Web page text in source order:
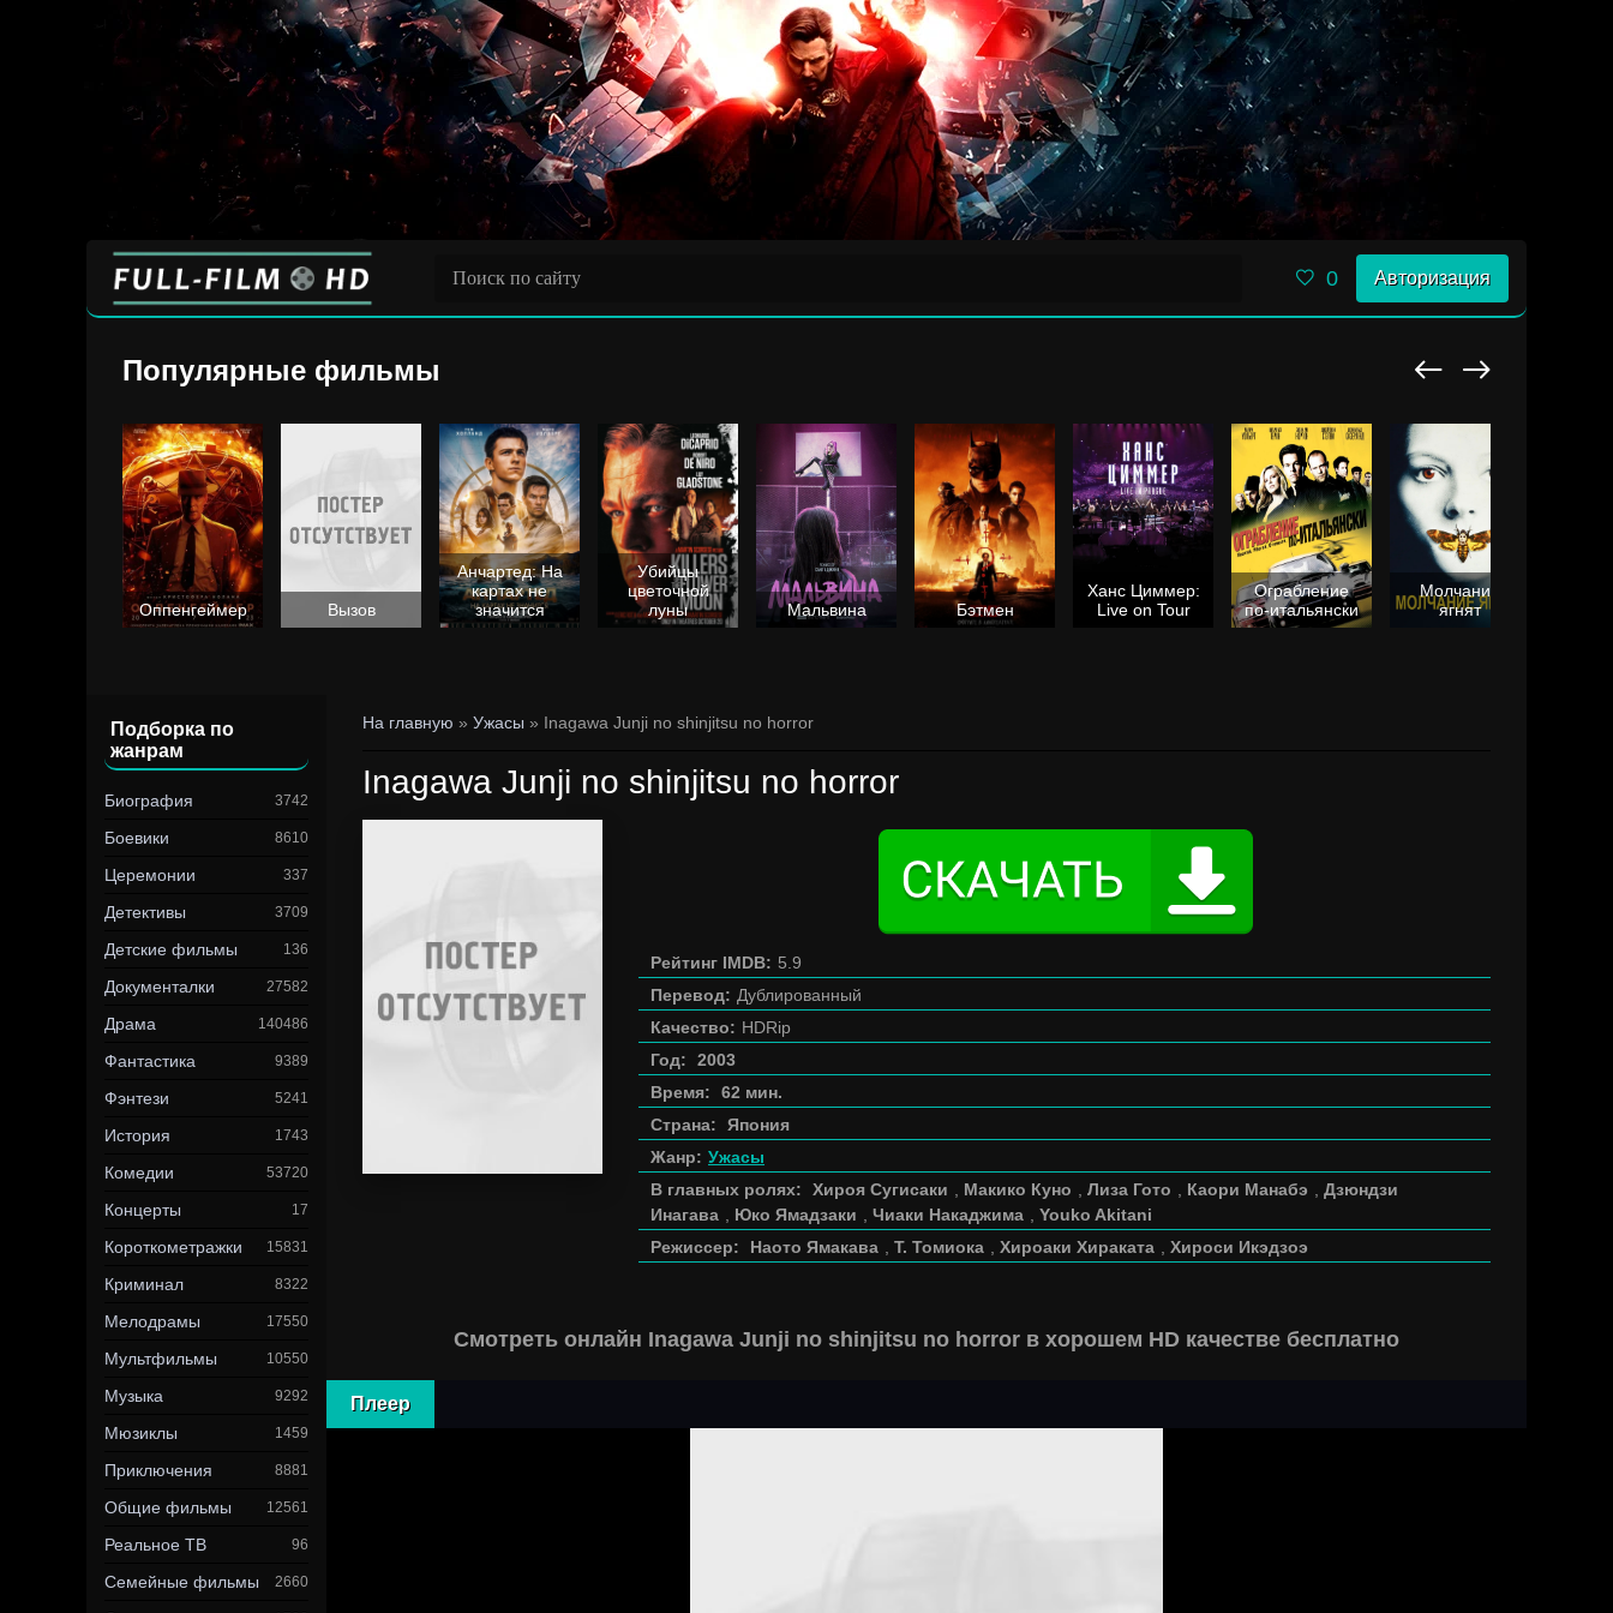
0 Авторизация
Популярные фильмы
Оппенгеймер Вызов
Анчартед: На
картах не
значится
Убийцы
цветочной
луны
Мальвина Бэтмен
Ханс Циммер:
Live on Tour
Ограбление
по-итальянски
Молчание
ягнят
Подборка по
жанрам
Биография 3742
Боевики 8610
Церемонии 337
Детективы 3709
Детские фильмы 136
Документалки 27582
Драма 140486
Фантастика 9389
Фэнтези 5241
История 1743
Комедии 53720
Концерты 17
Короткометражки 15831
Криминал 8322
Мелодрамы 17550
Мультфильмы 10550
Музыка 9292
Мюзиклы 1459
Приключения 8881
Общие фильмы 12561
Реальное ТВ 96
Семейные фильмы 2660
На главную » Ужасы » Inagawa Junji no shinjitsu no horror
Inagawa Junji no shinjitsu no horror
Рейтинг IMDB: 5.9
Перевод: Дублированный
Качество: HDRip
Год:
2003
Время:
62 мин.
Страна:
Япония
Жанр: Ужасы
В главных ролях:
Хироя Сугисаки Макико Куно Лиза Гото Каори Манабэ
Дзюндзи
Инагава
Юко Ямадзаки Чиаки Накаджима
Youko Akitani
Режиссер:
Наото Ямакава Т. Томиока Хироаки Хираката Хироси Икэдзоэ
Смотреть онлайн Inagawa Junji no shinjitsu no horror в хорошем HD качестве бесплатно
Плеер